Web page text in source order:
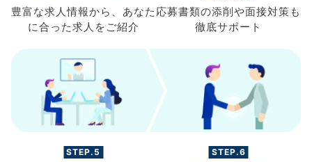
豊富な求人情報から、 あなた
に合った求人を ご紹介
応募書類の添削や面接対策も
徹底サポート
STEP.5 STEP.6